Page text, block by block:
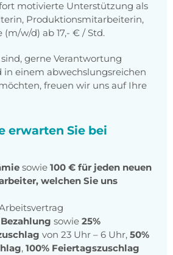
motivierte Unterstützung als
Produktionsmitarbeiterin,
w/d) ab 17,- € / Std.
gerne Verantwortung
einem abwechslungsreichen
freuen wir uns auf Ihre
erwarten Sie bei
sowie 100 € für jeden neuen
welchen Sie uns
sowie 25%
von 23 Uhr – 6 Uhr, 50%
, 100% Feiertagszuschlag